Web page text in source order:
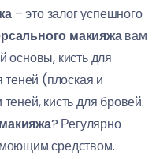
– это залог успешного
макияжавам
основы, кисть для
теней (плоская и
кисть для бровей.
? Регулярно
средством.